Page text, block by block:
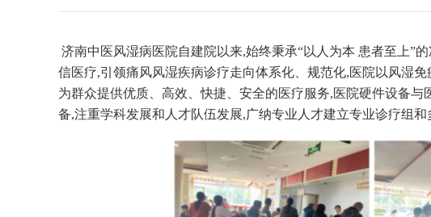
济南中医风湿病医院自建院以来,始终秉承“以人为本 患者至上”
信医疗,引领痛风风湿疾病诊疗走向体系化、规范化,医院以风湿
为群众提供优质、高效、快捷、安全的医疗服务,医院硬件设备
备,注重学科发展和人才队伍发展,广纳专业人才建立专业诊疗组和